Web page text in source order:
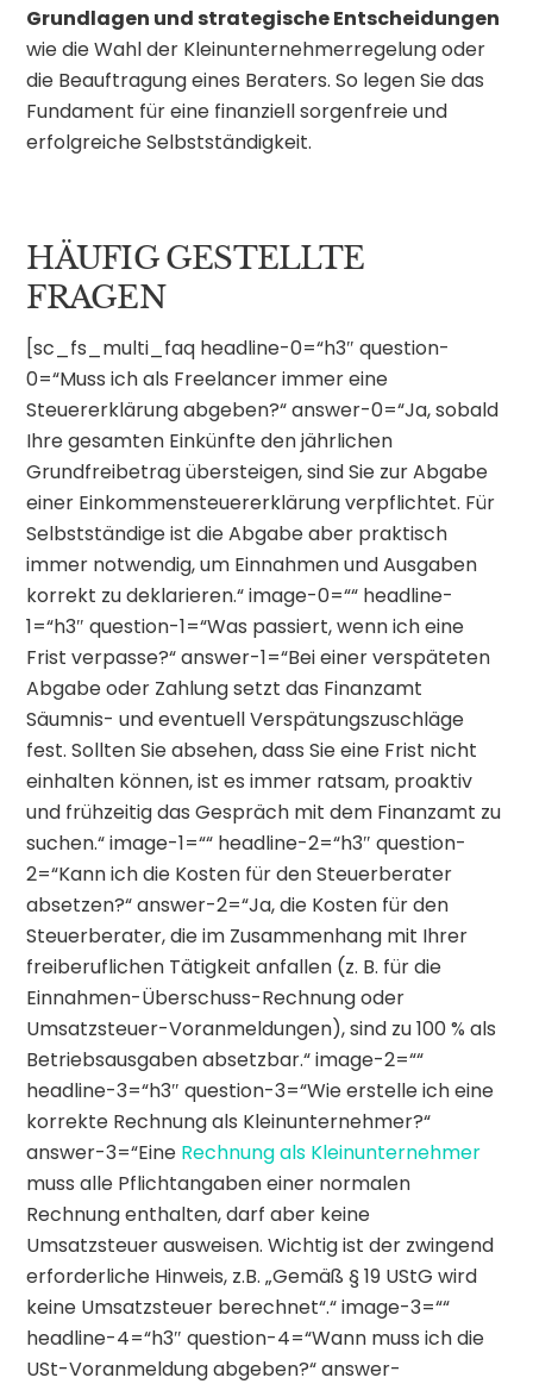
Grundlagen und strategische Entscheidungen
wie die Wahl der Kleinunternehmerregelung oder
die Beauftragung eines Beraters. So legen Sie das
Fundament für eine finanziell sorgenfreie und
erfolgreiche Selbstständigkeit.
HÄUFIG GESTELLTE
FRAGEN
[sc_fs_multi_faq headline-0=“h3″ question-
0=“Muss ich als Freelancer immer eine
Steuererklärung abgeben?“ answer-0=“Ja, sobald
Ihre gesamten Einkünfte den jährlichen
Grundfreibetrag übersteigen, sind Sie zur Abgabe
einer Einkommensteuererklärung verpflichtet. Für
Selbstständige ist die Abgabe aber praktisch
immer notwendig, um Einnahmen und Ausgaben
korrekt zu deklarieren.“ image-0=““ headline-
1=“h3″ question-1=“Was passiert, wenn ich eine
Frist verpasse?“ answer-1=“Bei einer verspäteten
Abgabe oder Zahlung setzt das Finanzamt
Säumnis- und eventuell Verspätungszuschläge
fest. Sollten Sie absehen, dass Sie eine Frist nicht
einhalten können, ist es immer ratsam, proaktiv
und frühzeitig das Gespräch mit dem Finanzamt zu
suchen.“ image-1=““ headline-2=“h3″ question-
2=“Kann ich die Kosten für den Steuerberater
absetzen?“ answer-2=“Ja, die Kosten für den
Steuerberater, die im Zusammenhang mit Ihrer
freiberuflichen Tätigkeit anfallen (z. B. für die
Einnahmen-Überschuss-Rechnung oder
Umsatzsteuer-Voranmeldungen), sind zu 100 % als
Betriebsausgaben absetzbar.“ image-2=““
headline-3=“h3″ question-3=“Wie erstelle ich eine
korrekte Rechnung als Kleinunternehmer?“
answer-3=“Eine Rechnung als Kleinunternehmer
muss alle Pflichtangaben einer normalen
Rechnung enthalten, darf aber keine
Umsatzsteuer ausweisen. Wichtig ist der zwingend
erforderliche Hinweis, z.B. „Gemäß § 19 UStG wird
keine Umsatzsteuer berechnet“.“ image-3=““
headline-4=“h3″ question-4=“Wann muss ich die
USt-Voranmeldung abgeben?“ answer-